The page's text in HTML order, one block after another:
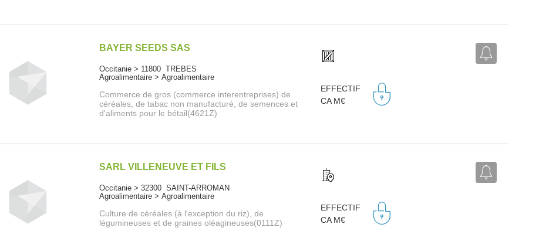
BAYER SEEDS SAS
Occitanie > 11800 TREBES
Agroalimentaire > Agroalimentaire
Commerce de gros (commerce interentreprises) de
céréales, de tabac non manufacturé, de semences et
d'aliments pour le bétail(4621Z)
EFFECTIF
CA M€
SARL VILLENEUVE ET FILS
Occitanie > 32300 SAINT-ARROMAN
Agroalimentaire > Agroalimentaire
Culture de céréales (à l'exception du riz), de
légumineuses et de graines oléagineuses(0111Z)
EFFECTIF
CA M€